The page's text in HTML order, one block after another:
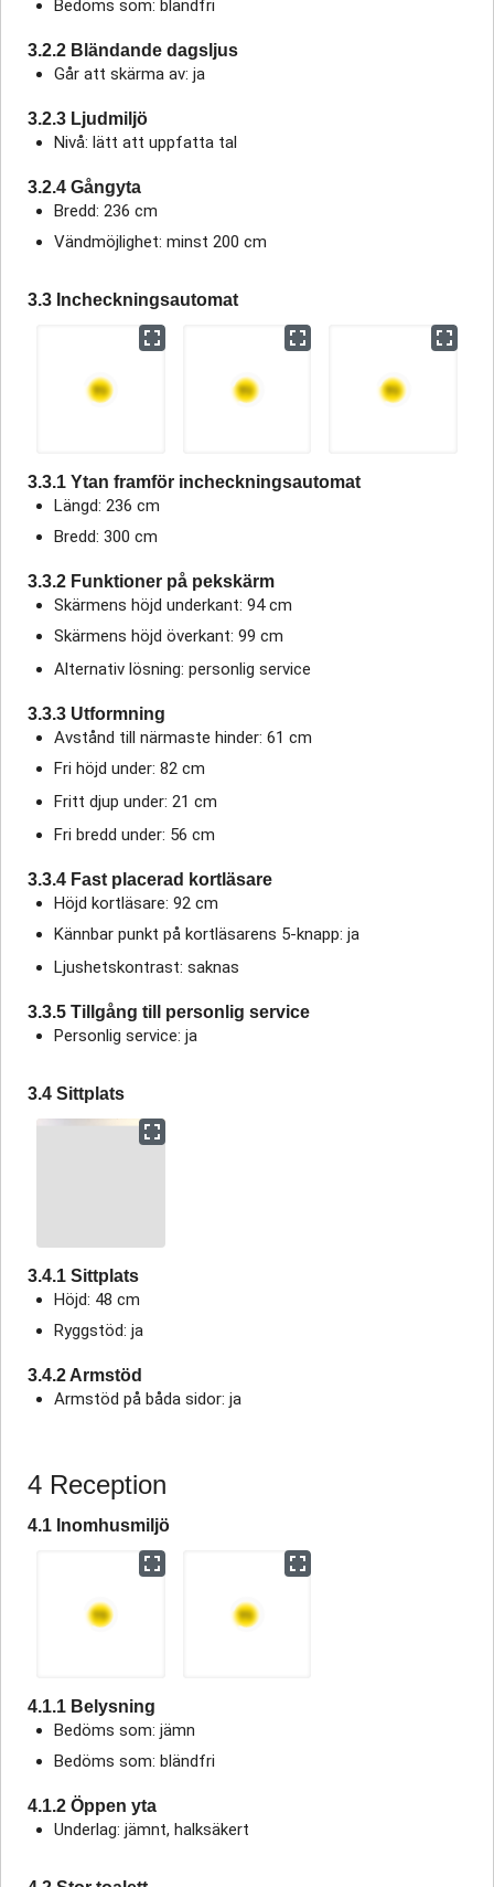
Bedöms som: bländfri
3.2.2 Bländande dagsljus
Går att skärma av: ja
3.2.3 Ljudmiljö
Nivå: lätt att uppfatta tal
3.2.4 Gångyta
Bredd: 236 cm
Vändmöjlighet: minst 200 cm
3.3 Incheckningsautomat
3.3.1 Ytan framför incheckningsautomat
Längd: 236 cm
Bredd: 300 cm
3.3.2 Funktioner på pekskärm
Skärmens höjd underkant: 94 cm
Skärmens höjd överkant: 99 cm
Alternativ lösning: personlig service
3.3.3 Utformning
Avstånd till närmaste hinder: 61 cm
Fri höjd under: 82 cm
Fritt djup under: 21 cm
Fri bredd under: 56 cm
3.3.4 Fast placerad kortläsare
Höjd kortläsare: 92 cm
Kännbar punkt på kortläsarens 5-knapp: ja
Ljushetskontrast: saknas
3.3.5 Tillgång till personlig service
Personlig service: ja
3.4 Sittplats
3.4.1 Sittplats
Höjd: 48 cm
Ryggstöd: ja
3.4.2 Armstöd
Armstöd på båda sidor: ja
4 Reception
4.1 Inomhusmiljö
4.1.1 Belysning
Bedöms som: jämn
Bedöms som: bländfri
4.1.2 Öppen yta
Underlag: jämnt, halksäkert